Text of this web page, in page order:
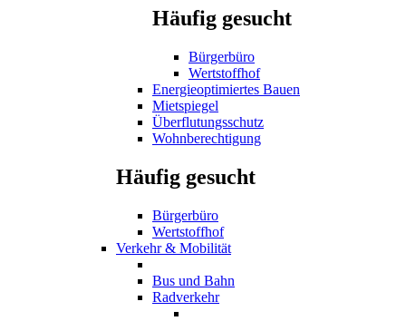
Häufig gesucht
Bürgerbüro
Wertstoffhof
Energieoptimiertes Bauen
Mietspiegel
Überflutungsschutz
Wohnberechtigung
Häufig gesucht
Bürgerbüro
Wertstoffhof
Verkehr & Mobilität
Bus und Bahn
Radverkehr